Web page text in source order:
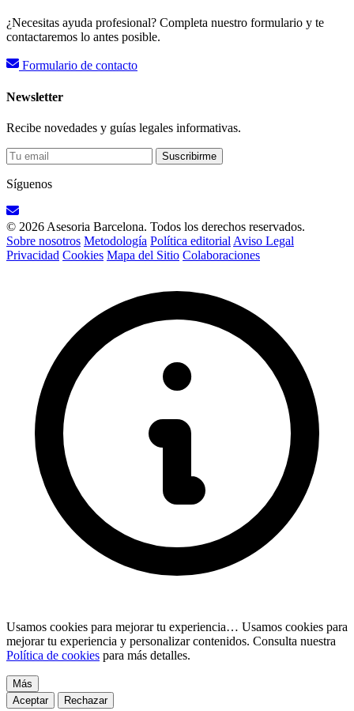
¿Necesitas ayuda profesional? Completa nuestro formulario y te
contactaremos lo antes posible.
Formulario de contacto
Newsletter
Recibe novedades y guías legales informativas.
Suscribirme
Síguenos
© 2026 Asesoria Barcelona. Todos los derechos reservados.
Sobre nosotros Metodología Política editorial Aviso Legal
Privacidad Cookies Mapa del Sitio Colaboraciones
Usamos cookies para mejorar tu experiencia… Usamos cookies para
mejorar tu experiencia y personalizar contenidos. Consulta nuestra
Política de cookies para más detalles.
Más
Aceptar
Rechazar